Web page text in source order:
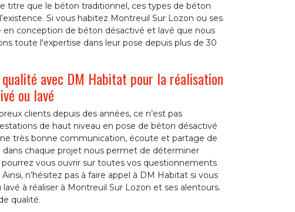
titre que le béton traditionnel, ces types de béton
Si vous habitez Montreuil Sur Lozon ou ses
conception de béton désactivé et lavé que nous
toute l'expertise dans leur pose depuis plus de 30
avec DM Habitat pour la réalisation
ou lavé
clients depuis des années, ce n’est pas
de haut niveau en pose de béton désactivé
très bonne communication, écoute et partage de
chaque projet nous permet de déterminer
vous ouvrir sur toutes vos questionnements
n’hésitez pas à faire appel à DM Habitat si vous
à réaliser à Montreuil Sur Lozon et ses alentours.
qualité.